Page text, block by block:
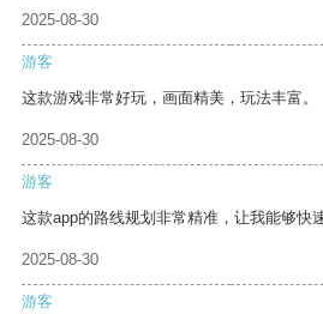
2025-08-30
游客
这款游戏非常好玩，画面精美，玩法丰富。
2025-08-30
游客
这款app的路线规划非常精准，让我能够快
2025-08-30
游客